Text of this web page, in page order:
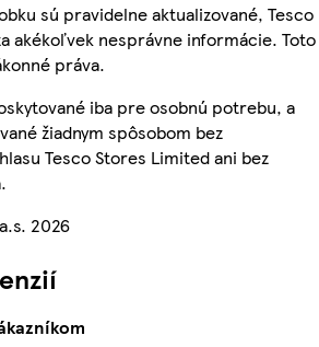
sú pravidelne aktualizované, Tesco
akékoľvek nesprávne informácie. Toto
práva.
iba pre osobnú potrebu, a
žiadnym spôsobom bez
Tesco Stores Limited ani bez
2026